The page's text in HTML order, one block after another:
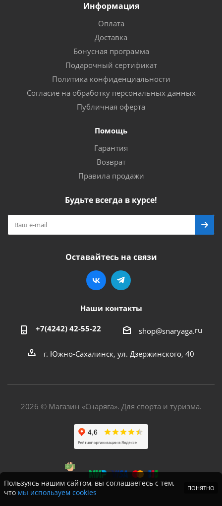
Информация
Оплата
Доставка
Бонусная программа
Подарочный сертификат
Политика конфиденциальности
Согласие на обработку персональных данных
Публичная оферта
Помощь
Гарантия
Возврат
Правила продажи
Будьте всегда в курсе!
Оставайтесь на связи
Наши контакты
+7(4242) 42-55-22 shop@snaryaga.ru
г. Южно-Сахалинск, ул. Дзержинского, 40
2026 © Магазин «Снаряга». Для спорта и туризма.
Пользуясь нашим сайтом, вы соглашаетесь с тем,
что мы используем cookies ПОНЯТНО